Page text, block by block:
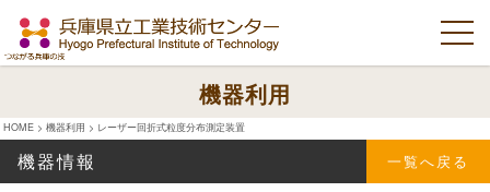
機器利用
HOME > 機器利用 > レーザー回折式粒度分布測定装置
機器情報 一覧へ戻る